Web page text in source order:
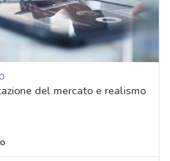
del mercato e realismo